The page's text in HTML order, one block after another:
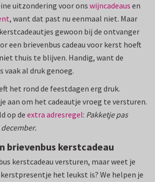
uitzondering voor ons wijncadeaus en
, want dat past nu eenmaal niet. Maar
gewoon bij de ontvanger
een brievenbus cadeau voor kerst hoeft
thuis te blijven. Handig, want de
vaak al druk genoeg.
het rond de feestdagen erg druk.
aan om het cadeautje vroeg te versturen.
op de extra adresregel: Pakketje pas
brievenbus kerstcadeau
kerstcadeau versturen, maar weet je
het leukst is? We helpen je